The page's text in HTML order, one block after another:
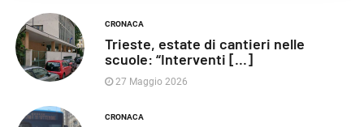
CRONACA
Trieste, estate di cantieri nelle
scuole: “Interventi [...]
27 Maggio 2026
CRONACA